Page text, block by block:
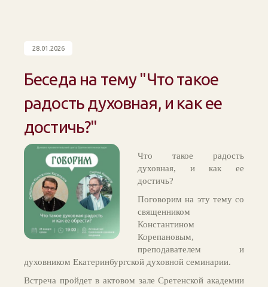
28.01.2026
Беседа на тему "Что такое
радость духовная, и как ее
достичь?"
Что такое радость
духовная, и как ее
достичь?
Поговорим на эту тему со
священником
Константином
Корепановым,
преподавателем и
духовником Екатеринбургской духовной семинарии.
Встреча пройдет в актовом зале Сретенской академии